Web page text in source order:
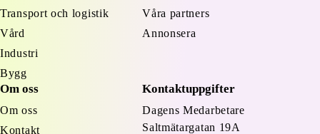
Transport och logistik
Vård
Industri
Bygg
Våra partners
Annonsera
Om oss
Om oss
Kontakt
Kontaktuppgifter
Dagens Medarbetare
Saltmätargatan 19A